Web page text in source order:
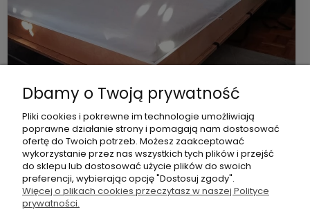
Ocena produktu:
Ocena sklepu:
Ocena dostawy:
Dbamy o Twoją prywatność
Pliki cookies i pokrewne im technologie umożliwiają
poprawne działanie strony i pomagają nam dostosować
ofertę do Twoich potrzeb. Możesz zaakceptować
wykorzystanie przez nas wszystkich tych plików i przejść
do sklepu lub dostosować użycie plików do swoich
preferencji, wybierając opcję "Dostosuj zgody".
Więcej o plikach cookies przeczytasz w naszej Polityce
prywatności.